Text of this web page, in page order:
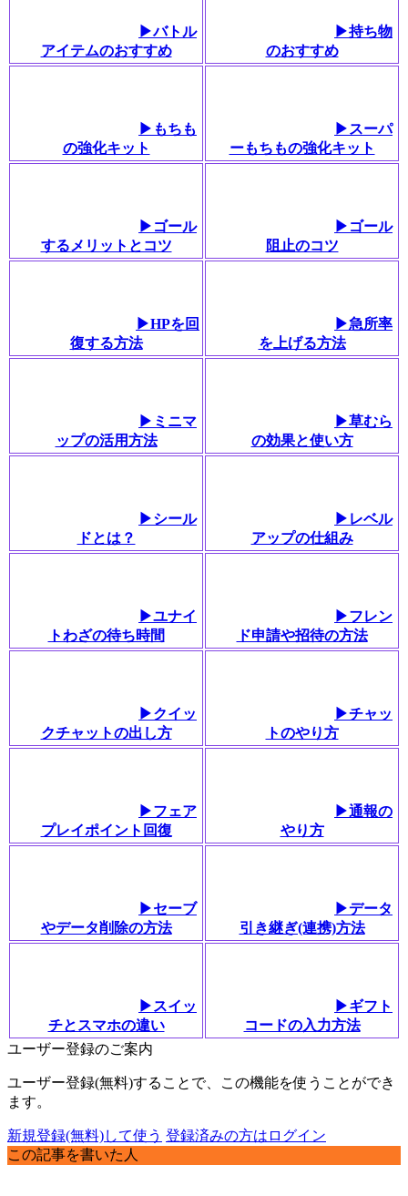
▶バトル
アイテムのおすすめ
▶持ち物
のおすすめ
▶もちも
の強化キット
▶スーパ
ーもちもの強化キット
▶ゴール
するメリットとコツ
▶ゴール
阻止のコツ
▶HPを回
復する方法
▶急所率
を上げる方法
▶ミニマ
ップの活用方法
▶草むら
の効果と使い方
▶︎シール
ドとは？
▶︎レベル
アップの仕組み
▶ユナイ
トわざの待ち時間
▶フレン
ド申請や招待の方法
▶クイッ
クチャットの出し方
▶チャッ
トのやり方
▶フェア
プレイポイント回復
▶通報の
やり方
▶セーブ
やデータ削除の方法
▶データ
引き継ぎ(連携)方法
▶スイッ
チとスマホの違い
▶ギフト
コードの入力方法
ユーザー登録のご案内
ユーザー登録(無料)することで、この機能を使うことができ
ます。
新規登録(無料)して使う 登録済みの方はログイン
この記事を書いた人